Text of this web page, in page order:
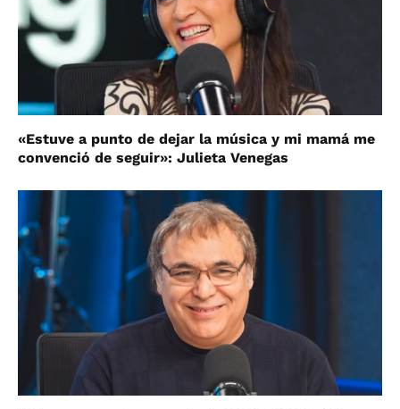
«Estuve a punto de dejar la música y mi mamá me
convenció de seguir»: Julieta Venegas